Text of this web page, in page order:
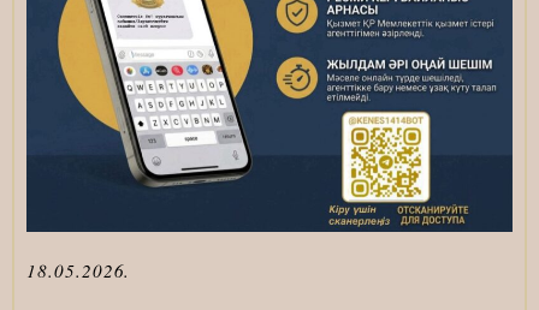
18.05.2026.